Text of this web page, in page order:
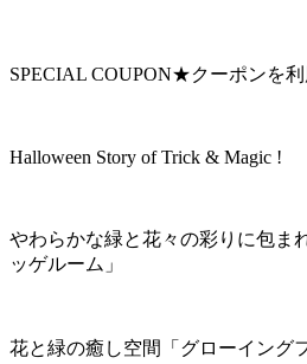
SPECIAL COUPON★クーポンを
Halloween Story of Trick & Magic !
やわらかな緑と花々の彩りに包ま
ッゲルーム」
花と緑の癒し空間「グローイング